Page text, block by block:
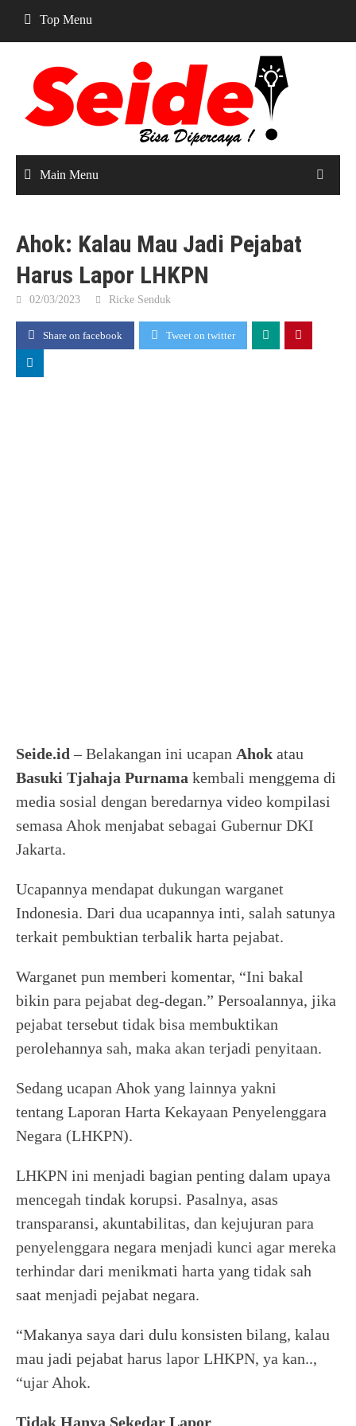
content
Top Menu
Main Menu
Ahok: Kalau Mau Jadi Pejabat
Harus Lapor LHKPN
02/03/2023 Ricke Senduk
Share on facebook Tweet on twitter
Seide.id – Belakangan ini ucapan Ahok atau
Basuki Tjahaja Purnama kembali menggema di
media sosial dengan beredarnya video kompilasi
semasa Ahok menjabat sebagai Gubernur DKI
Jakarta.
Ucapannya mendapat dukungan warganet
Indonesia. Dari dua ucapannya inti, salah satunya
terkait pembuktian terbalik harta pejabat.
Warganet pun memberi komentar, “Ini bakal
bikin para pejabat deg-degan.” Persoalannya, jika
pejabat tersebut tidak bisa membuktikan
perolehannya sah, maka akan terjadi penyitaan.
Sedang ucapan Ahok yang lainnya yakni
tentang Laporan Harta Kekayaan Penyelenggara
Negara (LHKPN).
LHKPN ini menjadi bagian penting dalam upaya
mencegah tindak korupsi. Pasalnya, asas
transparansi, akuntabilitas, dan kejujuran para
penyelenggara negara menjadi kunci agar mereka
terhindar dari menikmati harta yang tidak sah
saat menjadi pejabat negara.
“Makanya saya dari dulu konsisten bilang, kalau
mau jadi pejabat harus lapor LHKPN, ya kan..,
“ujar Ahok.
Tidak Hanya Sekedar Lapor